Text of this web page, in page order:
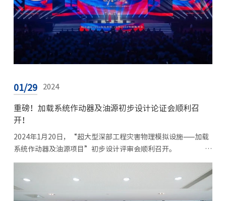
01/29 2024
重磅！加载系统作动器及油源初步设计论证会顺利召
开！
2024年1月20日，“超大型深部工程灾害物理模拟设施——加载
系统作动器及油源项目”初步设计评审会顺利召开。
...